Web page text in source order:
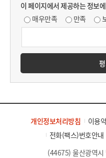
이 페이지에서 제공하는 정보
매우만족
만족
개인정보처리방침 이용
전화(팩스)번호안내
(44675) 울산광역